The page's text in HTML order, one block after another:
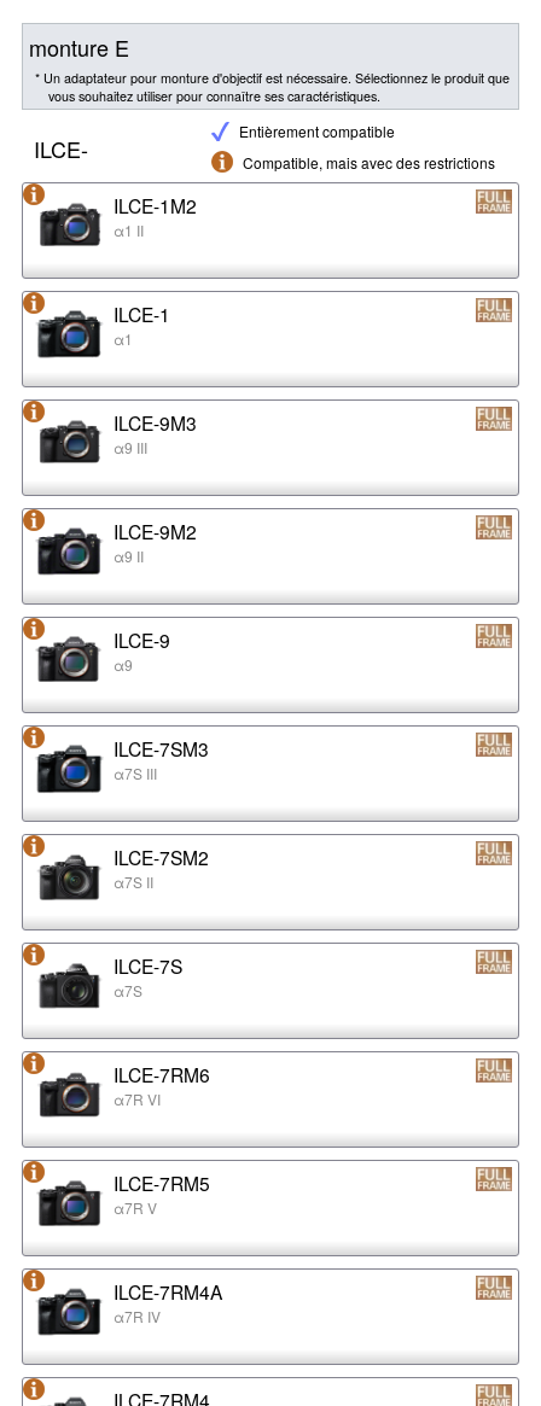
monture E
* Un adaptateur pour monture d'objectif est nécessaire. Sélectionnez le produit que
vous souhaitez utiliser pour connaître ses caractéristiques.
Entièrement compatible
Compatible, mais avec des restrictions
ILCE-
ILCE-1M2
α1 II
ILCE-1
α1
ILCE-9M3
α9 III
ILCE-9M2
α9 II
ILCE-9
α9
ILCE-7SM3
α7S III
ILCE-7SM2
α7S II
ILCE-7S
α7S
ILCE-7RM6
α7R VI
ILCE-7RM5
α7R V
ILCE-7RM4A
α7R IV
ILCE-7RM4